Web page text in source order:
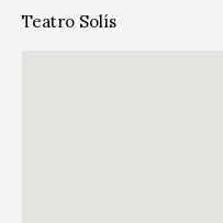
Teatro Solís